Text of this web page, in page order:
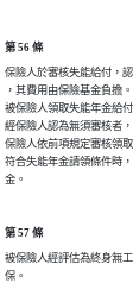
第 56 條
保險人於審核失能給付，
，其費用由保險基金負擔。
被保險人領取失能年金給
經保險人認為無須審核者，
保險人依前項規定審核領
符合失能年金請領條件時
金。
第 57 條
被保險人經評估為終身無
保。